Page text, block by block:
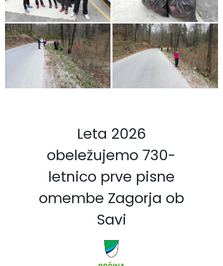
Leta 2026
obeležujemo 730-
letnico prve pisne
omembe Zagorja ob
Savi